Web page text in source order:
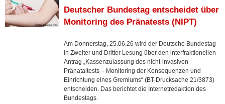
Deutscher Bundestag entscheidet über
Monitoring des Pränatests (NIPT)
Am Donnerstag, 25.06.26 wird der Deutsche Bundestag
in Zweiter und Dritter Lesung über den interfraktionellen
Antrag „Kassenzulassung des nicht-invasiven
Pränataltests – Monitoring der Konsequenzen und
Einrichtung eines Gremiums“ (BT-Drucksache 21/3873)
entscheiden. Das berichtet die Internetredaktion des
Bundestags.